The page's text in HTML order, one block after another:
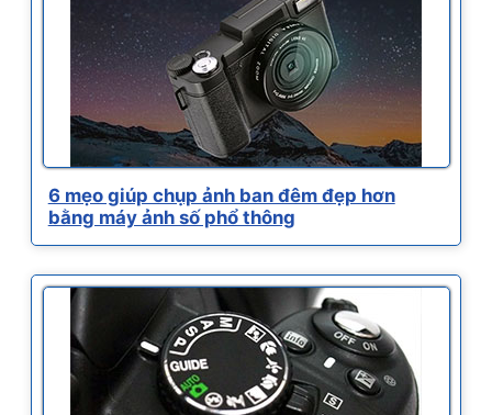
6 mẹo giúp chụp ảnh ban đêm đẹp hơn
bằng máy ảnh số phổ thông